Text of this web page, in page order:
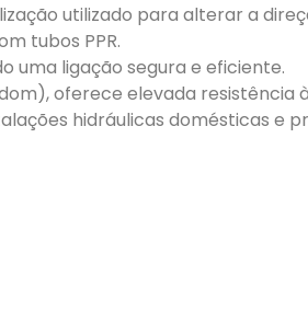
utilizado para alterar a
tubos PPR.
uma ligação segura e eficiente.
oferece elevada resistência
hidráulicas domésticas e